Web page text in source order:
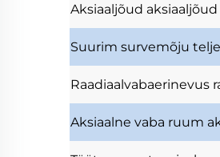
Aksiaaljõud aksiaaljõud
Suurim survemõju
Raadiaalvabaerinevus
Aksiaalne vaba ruum